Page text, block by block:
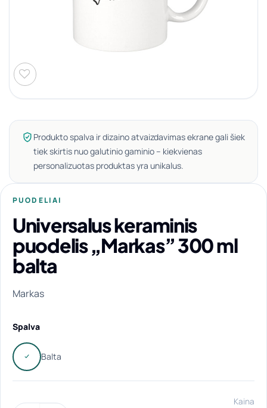
Produkto spalva ir dizaino atvaizdavimas ekrane gali šiek
tiek skirtis nuo galutinio gaminio – kiekvienas
personalizuotas produktas yra unikalus.
PUODELIAI
Universalus keraminis
puodelis „Markas” 300 ml
balta
Markas
Spalva
Kaina